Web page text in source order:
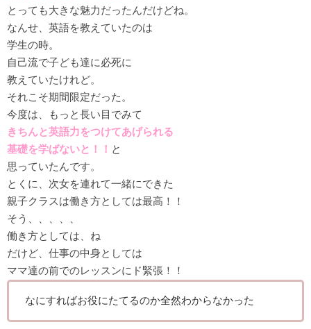
とっても大きな魅力だったんだけどね。
なんせ、英語を教えていたのは
学生の時。
自己流で子ども達に必死に
教えていたけれど。
それこそ期間限定だった。
今度は、もっと長い目でみて
きちんと英語力をつけてあげられる
基礎を学ばないと！！ と
思っていたんです。
とくに、次女を連れて一緒にできた
親子クラスは働き方としては最高！！
そう、、、、、
働き方としては、 ね
だけど、仕事の中身としては
ママ達の前でのレッスンにド緊張！！
なにすればお役にたてるのか全然わからなかった